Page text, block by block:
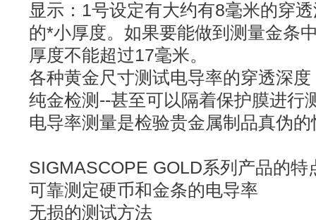
显示：1号设定有大约有8毫米的穿
的*小厚度。如果要能做到测量金条
厚度不能超过17毫米。
各种黄金尺寸测试电导率的穿透深度
纯金检测--甚至可以隔着保护膜进行
电导率测量是检验贵金属制品真伪
SIGMASCOPE GOLD系列产品的特
可靠测定硬币和金条的电导率
无损的测试方法